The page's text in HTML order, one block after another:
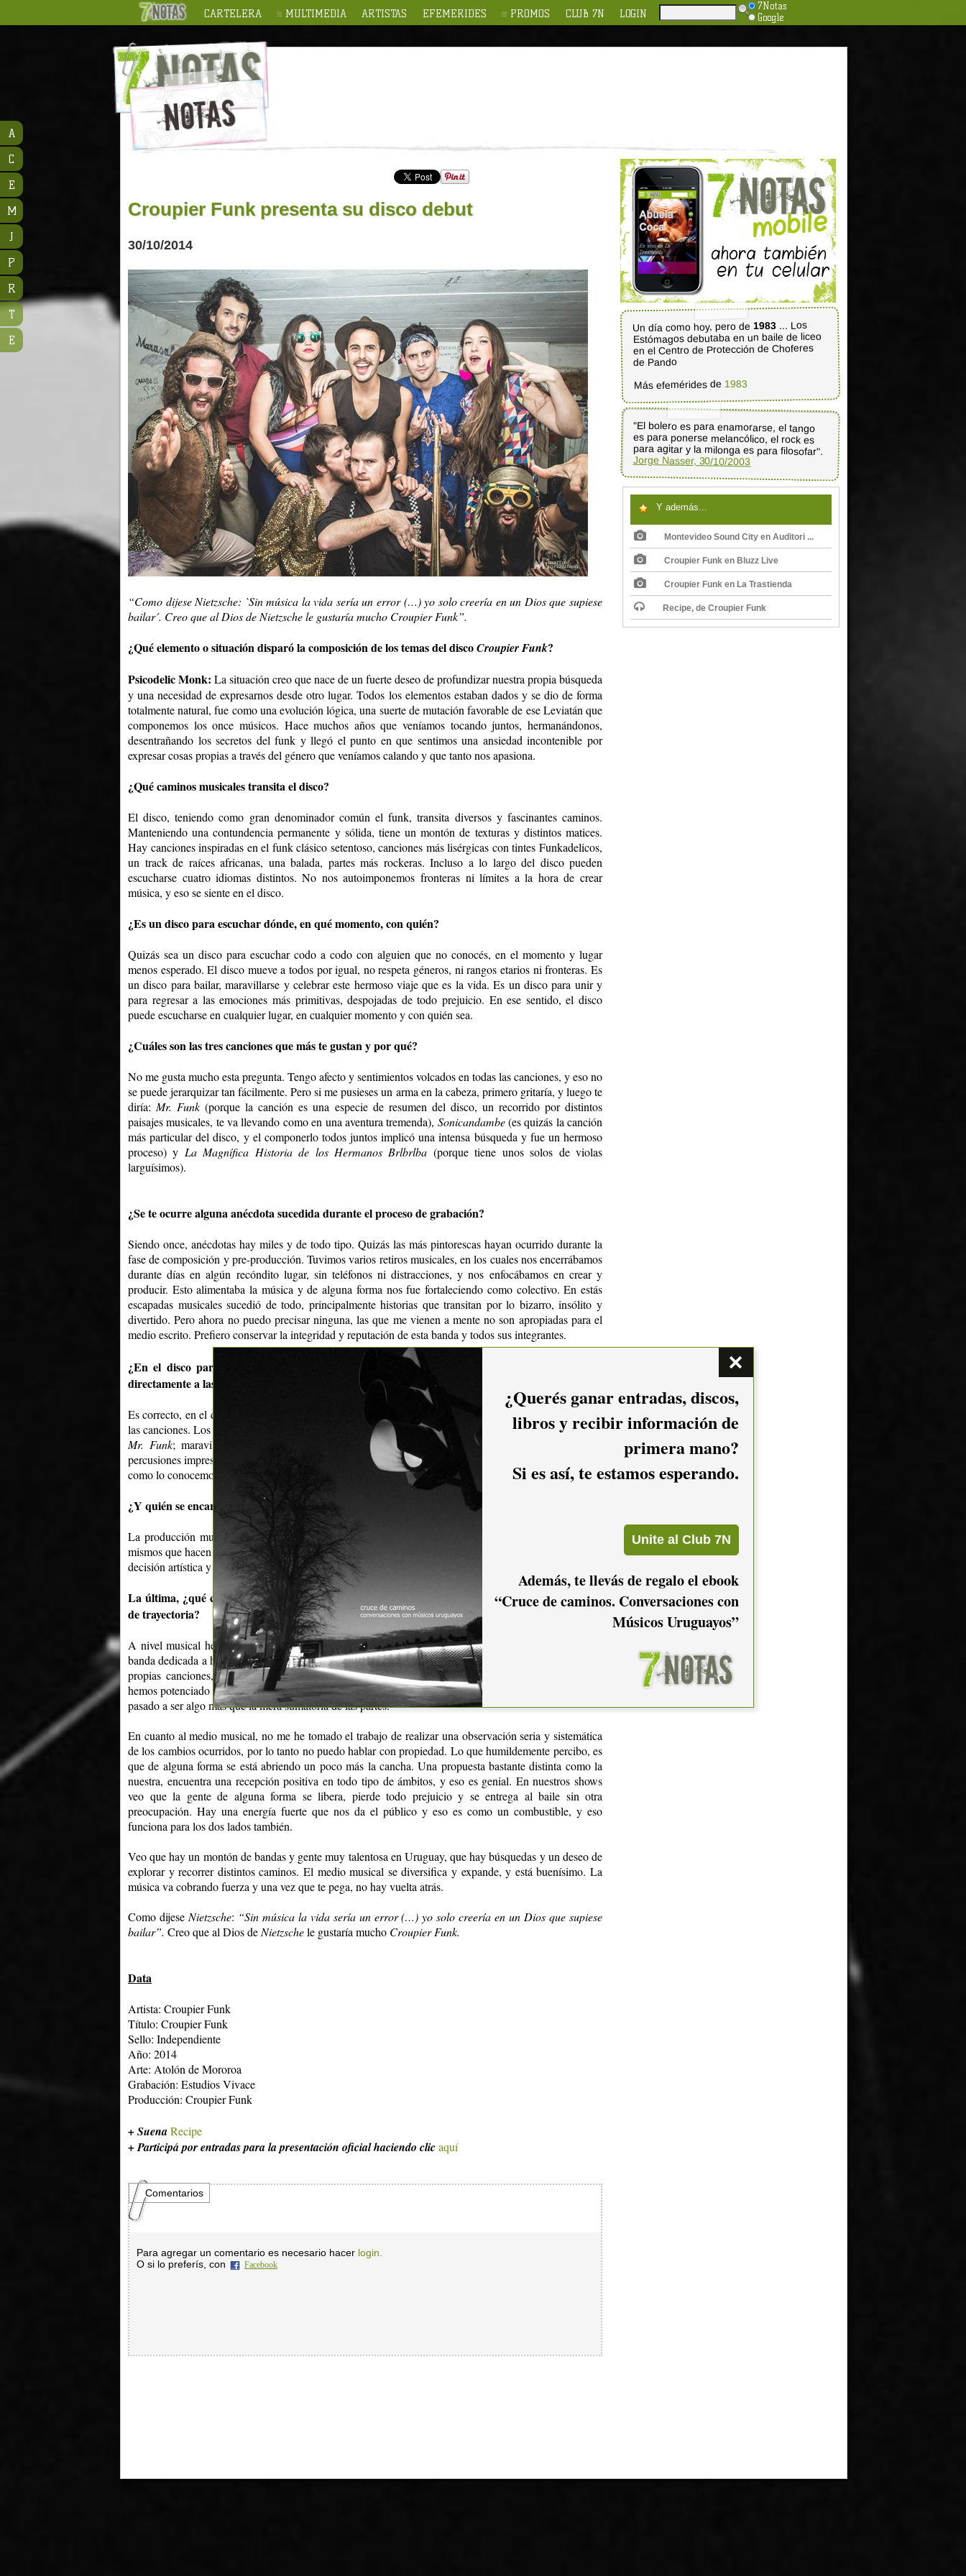
CARTELERA MULTIMEDIA ARTISTAS EFEMERIDES PROMOS CLUB 7N LOGIN
7Notas
Google
Croupier Funk presenta su disco debut
30/10/2014
“Como dijese Nietzsche: `Sin música la vida sería un error (…) yo solo creería en un Dios que supiese
bailar´. Creo que al Dios de Nietzsche le gustaría mucho Croupier Funk”.
¿Qué elemento o situación disparó la composición de los temas del discoCroupier Funk?
Psicodelic Monk: La situación creo que nace de un fuerte deseo de profundizar nuestra propia búsqueda
y una necesidad de expresarnos desde otro lugar. Todos los elementos estaban dados y se dio de forma
totalmente natural, fue como una evolución lógica, una suerte de mutación favorable de ese Leviatán que
componemos los once músicos. Hace muchos años que veníamos tocando juntos, hermanándonos,
desentrañando los secretos del funk y llegó el punto en que sentimos una ansiedad incontenible por
expresar cosas propias a través del género que veníamos calando y que tanto nos apasiona.
¿Qué caminos musicales transita el disco?
El disco, teniendo como gran denominador común el funk, transita diversos y fascinantes caminos.
Manteniendo una contundencia permanente y sólida, tiene un montón de texturas y distintos matices.
Hay canciones inspiradas en el funk clásico setentoso, canciones más lisérgicas con tintes Funkadelicos,
un track de raíces africanas, una balada, partes más rockeras. Incluso a lo largo del disco pueden
escucharse cuatro idiomas distintos. No nos autoimponemos fronteras ni límites a la hora de crear
música, y eso se siente en el disco.
¿Es un disco para escuchar dónde, en qué momento, con quién?
Quizás sea un disco para escuchar codo a codo con alguien que no conocés, en el momento y lugar
menos esperado. El disco mueve a todos por igual, no respeta géneros, ni rangos etarios ni fronteras. Es
un disco para bailar, maravillarse y celebrar este hermoso viaje que es la vida. Es un disco para unir y
para regresar a las emociones más primitivas, despojadas de todo prejuicio. En ese sentido, el disco
puede escucharse en cualquier lugar, en cualquier momento y con quién sea.
¿Cuáles son las tres canciones que más te gustan y por qué?
No me gusta mucho esta pregunta. Tengo afecto y sentimientos volcados en todas las canciones, y eso no
se puede jerarquizar tan fácilmente. Pero si me pusieses un arma en la cabeza, primero gritaría, y luego te
diría:Mr. Funk (porque la canción es una especie de resumen del disco, un recorrido por distintos
paisajes musicales, te va llevando como en una aventura tremenda), Sonicandambe(es quizás la canción
más particular del disco, y el componerlo todos juntos implicó una intensa búsqueda y fue un hermoso
proceso) y La Magnífica Historia de los Hermanos Brlbrlba (porque tiene unos solos de violas
larguísimos).
¿Se te ocurre alguna anécdota sucedida durante el proceso de grabación?
Siendo once, anécdotas hay miles y de todo tipo. Quizás las más pintorescas hayan ocurrido durante la
fase de composición y pre-producción. Tuvimos varios retiros musicales, en los cuales nos encerrábamos
durante días en algún recóndito lugar, sin teléfonos ni distracciones, y nos enfocábamos en crear y
producir. Esto alimentaba la música y de alguna forma nos fue fortaleciendo como colectivo. En estás
escapadas musicales sucedió de todo, principalmente historias que transitan por lo bizarro, insólito y
divertido. Pero ahora no puedo precisar ninguna, las que me vienen a mente no son apropiadas para el
medio escrito. Prefiero conservar la integridad y reputación de esta banda y todos sus integrantes.
¿En el disco participan distintos músicos invitados? ¿Qué cosas fundamentales han aportado
directamente a las canciones?
Es correcto, en el disco contamos con varios invitados de lujo que sin duda contribuyeron a engrandecer
las canciones. Los aportes fueron varios y muy valiosos, cada uno de ellos nos regaló algo. Los coros de
Mr. Funk; maravillosos teclados que tiñen varias canciones del disco; la voz de
percusiones impresionantes de
, todo eso fue fundamental para la producción del disco tal
como lo conocemos hoy.
¿Y quién se encargó de la producción musical y qué elementos esenciales aportó?
La producción musical estuvo totalmente a cargo de
mismos que hacen que la banda sea lo que es. Compusimos y produjimos todos los temas, y esto fue una
decisión artística y conceptual de la banda. El disco es 100%
La última, ¿qué cosas creés que han cambiado en su música y en el medio musical en estos años
de trayectoria?
A nivel musical hemos venido madurando y creciendo de forma permanente. La transición de ser una
banda dedicada a homenajear a los grandes maestros de la historia del funk a ser una banda que toca sus
propias canciones, fue indudablemente un enorme cambio. Durante nuestros años como banda, nos
hemos potenciado y retroalimentado los unos a los otros permanentemente, y en ese sentido el TODO ha
pasado a ser algo más que la mera sumatoria de las partes.
En cuanto al medio musical, no me he tomado el trabajo de realizar una observación seria y sistemática
de los cambios ocurridos, por lo tanto no puedo hablar con propiedad. Lo que humildemente percibo, es
que de alguna forma se está abriendo un poco más la cancha. Una propuesta bastante distinta como la
nuestra, encuentra una recepción positiva en todo tipo de ámbitos, y eso es genial. En nuestros shows
veo que la gente de alguna forma se libera, pierde todo prejuicio y se entrega al baile sin otra
preocupación. Hay una energía fuerte que nos da el público y eso es como un combustible, y eso
funciona para los dos lados también.
Veo que hay un montón de bandas y gente muy talentosa en Uruguay, que hay búsquedas y un deseo de
explorar y recorrer distintos caminos. El medio musical se diversifica y expande, y está buenísimo. La
música va cobrando fuerza y una vez que te pega, no hay vuelta atrás.
Como dijeseNietzsche: “Sin música la vida sería un error (…) yo solo creería en un Dios que supiese
bailar”. Creo que al Dios deNietzschele gustaría mucho Croupier Funk.
Data
Artista: Croupier Funk
Título: Croupier Funk
Sello: Independiente
Año: 2014
Arte: Atolón de Mororoa
Grabación: Estudios Vivace
Producción: Croupier Funk
+ SuenaRecipe
+ Participá por entradas para la presentación oficial haciendo clicaquí
Comentarios
Para agregar un comentario es necesario hacer login.
O si lo preferís, con
Facebook
Un día como hoy, pero de1983 ... Los
Estómagos debutaba en un baile de liceo
en el Centro de Protección de Choferes
de Pando
Más efemérides de 1983
"El bolero es para enamorarse, el tango
es para ponerse melancólico, el rock es
para agitar y la milonga es para filosofar".
Jorge Nasser, 30/10/2003
Y además...
Montevideo Sound City en Auditori ...
Croupier Funk en Bluzz Live
Croupier Funk en La Trastienda
Recipe, de Croupier Funk
A
C
E
M
J
P
R
T
E
¿Querés ganar entradas, discos,
libros y recibir información de
primera mano?
Si es así, te estamos esperando.
Además, te llevás de regalo el ebook
“Cruce de caminos. Conversaciones con
Músicos Uruguayos”